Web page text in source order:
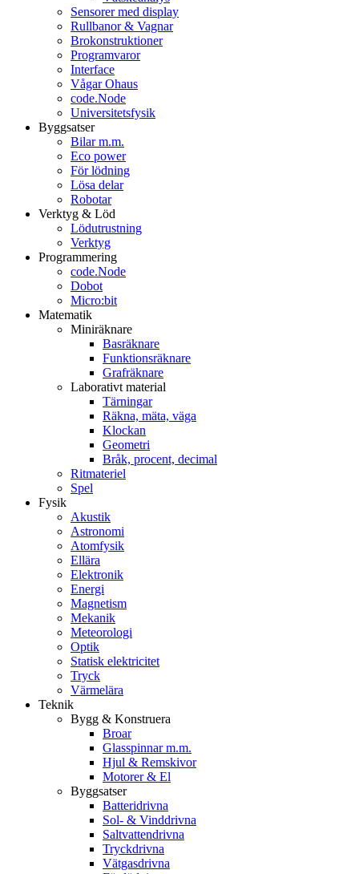
Sensorer med display
Rullbanor & Vagnar
Brokonstruktioner
Programvaror
Interface
Vågar Ohaus
code.Node
Universitetsfysik
Byggsatser
Bilar m.m.
Eco power
För lödning
Lösa delar
Robotar
Verktyg & Löd
Lödutrustning
Verktyg
Programmering
code.Node
Dobot
Micro:bit
Matematik
Miniräknare
Basräknare
Funktionsräknare
Grafräknare
Laborativt material
Tärningar
Räkna, mäta, väga
Klockan
Geometri
Bråk, procent, decimal
Ritmateriel
Spel
Fysik
Akustik
Astronomi
Atomfysik
Ellära
Elektronik
Energi
Magnetism
Mekanik
Meteorologi
Optik
Statisk elektricitet
Tryck
Värmelära
Teknik
Bygg & Konstruera
Broar
Glasspinnar m.m.
Hjul & Remskivor
Motorer & El
Byggsatser
Batteridrivna
Sol- & Vinddrivna
Saltvattendrivna
Tryckdrivna
Vätgasdrivna